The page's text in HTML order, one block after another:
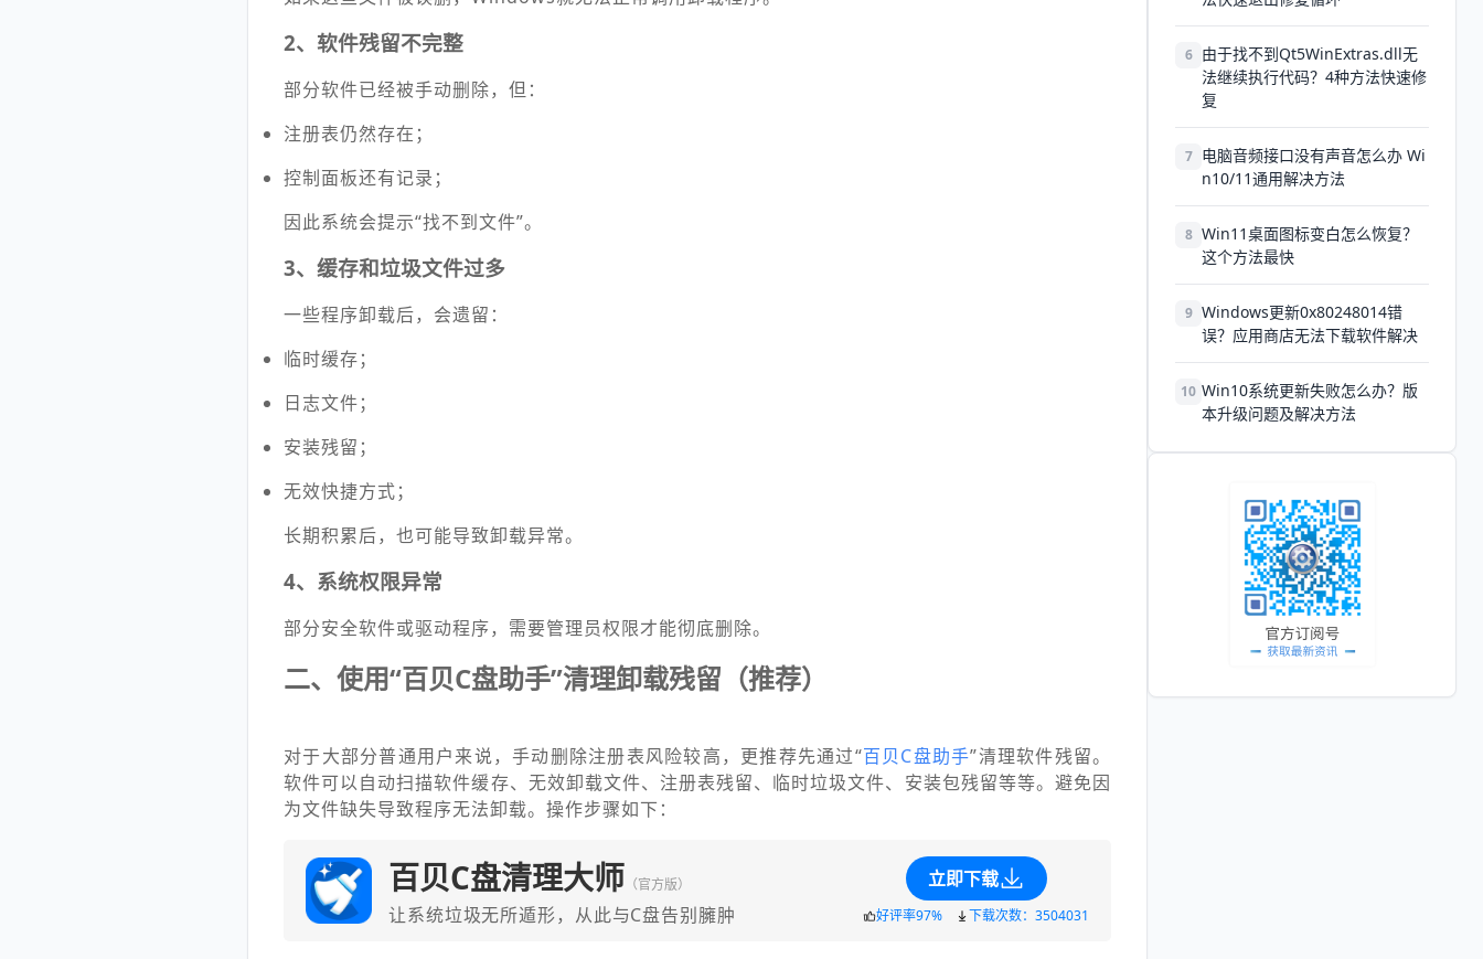
2、软件残留不完整
部分软件已经被手动删除，但：
注册表仍然存在；
控制面板还有记录；
因此系统会提示“找不到文件”。
3、缓存和垃圾文件过多
一些程序卸载后，会遗留：
临时缓存；
日志文件；
安装残留；
无效快捷方式；
长期积累后，也可能导致卸载异常。
4、系统权限异常
部分安全软件或驱动程序，需要管理员权限才能彻底删除。
二、使用“百贝C盘助手”清理卸载残留（推荐）
对于大部分普通用户来说，手动删除注册表风险较高，更推荐先通过“百贝C盘助手”清理软件残留。
软件可以自动扫描软件缓存、无效卸载文件、注册表残留、临时垃圾文件、安装包残留等等。避免因
为文件缺失导致程序无法卸载。操作步骤如下：
百贝C盘清理大师 （官方版）
让系统垃圾无所遁形，从此与C盘告别臃肿
立即下载
好评率97% 下载次数：3504031
6 由于找不到Qt5WinExtras.dll无
法继续执行代码？4种方法快速修
复
7 电脑音频接口没有声音怎么办 Wi
n10/11通用解决方法
8 Win11桌面图标变白怎么恢复？
这个方法最快
9 Windows更新0x80248014错
误？应用商店无法下载软件解决
10 Win10系统更新失败怎么办？版
本升级问题及解决方法